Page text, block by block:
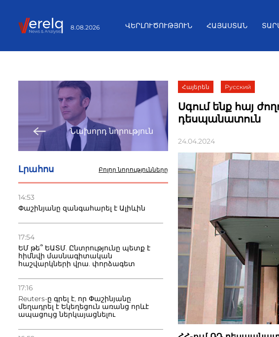
8.08.2026 ՎԵՐԼՈՒԾՈՒԹՅՈՒՆ ՀԱՅԱՍՏԱՆ
Նախորդ նորություն
Լրահոս Բոլոր նորությունները
14:53
Փաշինյանը զանգահարել է Ալիևին
17:54
ԵՄ թե՞ ԵԱՏՄ. Ընտրությունը պետք է
հիմնվի մասնագիտական
հաշվարկների վրա. փորձագետ
17:16
Reuters-ը գրել է, որ Փաշինյանը
մեղադրել է Եկեղեցուն առանց որևէ
ապացույց ներկայացնելու
Հայերեն Русский
Սգում ենք հայ
դեսպանատուն
24.04.2024